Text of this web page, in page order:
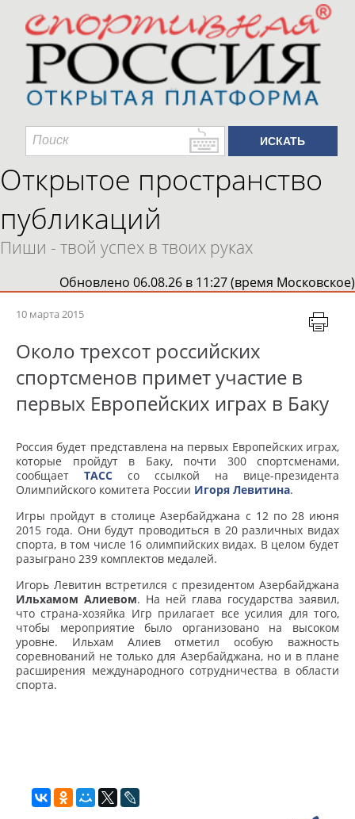
Открытое пространство
публикаций
Пиши - твой успех в твоих руках
Обновлено 06.08.26 в 11:27 (время Московское)
10 марта 2015
Около трехсот российских
спортсменов примет участие в
первых Европейских играх в Баку
Россия будет представлена на первых Европейских играх,
которые пройдут в Баку, почти 300 спортсменами,
сообщает ТАСС со ссылкой на вице-президента
Олимпийского комитета России Игоря Левитина.
Игры пройдут в столице Азербайджана с 12 по 28 июня
2015 года. Они будут проводиться в 20 различных видах
спорта, в том числе 16 олимпийских видах. В целом будет
разыграно 239 комплектов медалей.
Игорь Левитин встретился с президентом Азербайджана
Ильхамом Алиевом. На ней глава государства заявил,
что страна-хозяйка Игр прилагает все усилия для того,
чтобы мероприятие было организовано на высоком
уровне. Ильхам Алиев отметил особую важность
соревнований не только для Азербайджана, но и в плане
расширения международного сотрудничества в области
спорта.